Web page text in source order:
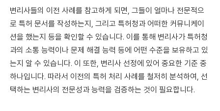
변리사들의 이전 사례를 참고하게 되면, 그들이 얼마나 전문적으
로 특허 문서를 작성하는지, 그리고 특허청과 어떠한 커뮤니케이
션을 했는지 등을 확인할 수 있습니다. 이를 통해 변리사가 특허청
과의 소통 능력이나 문제 해결 능력 등에 어떤 수준을 보유하고 있
는지 알 수 있습니다. 이 또한, 변리사 선정에 있어 중요한 기준 중
하나입니다. 따라서 이전의 특허 처리 사례를 철저히 분석하여, 선
택하는 변리사의 전문성과 능력을 검증하는 것이 필요합니다.